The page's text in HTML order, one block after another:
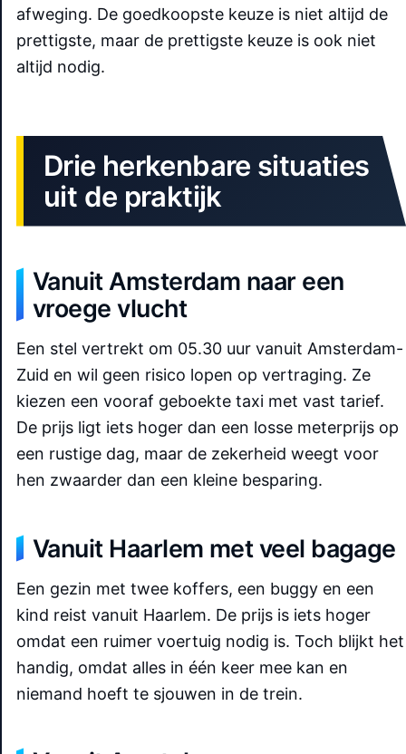
afweging. De goedkoopste keuze is niet altijd de
prettigste, maar de prettigste keuze is ook niet
altijd nodig.
Drie herkenbare situaties
uit de praktijk
Vanuit Amsterdam naar een
vroege vlucht
Een stel vertrekt om 05.30 uur vanuit Amsterdam-
Zuid en wil geen risico lopen op vertraging. Ze
kiezen een vooraf geboekte taxi met vast tarief.
De prijs ligt iets hoger dan een losse meterprijs op
een rustige dag, maar de zekerheid weegt voor
hen zwaarder dan een kleine besparing.
Vanuit Haarlem met veel bagage
Een gezin met twee koffers, een buggy en een
kind reist vanuit Haarlem. De prijs is iets hoger
omdat een ruimer voertuig nodig is. Toch blijkt het
handig, omdat alles in één keer mee kan en
niemand hoeft te sjouwen in de trein.